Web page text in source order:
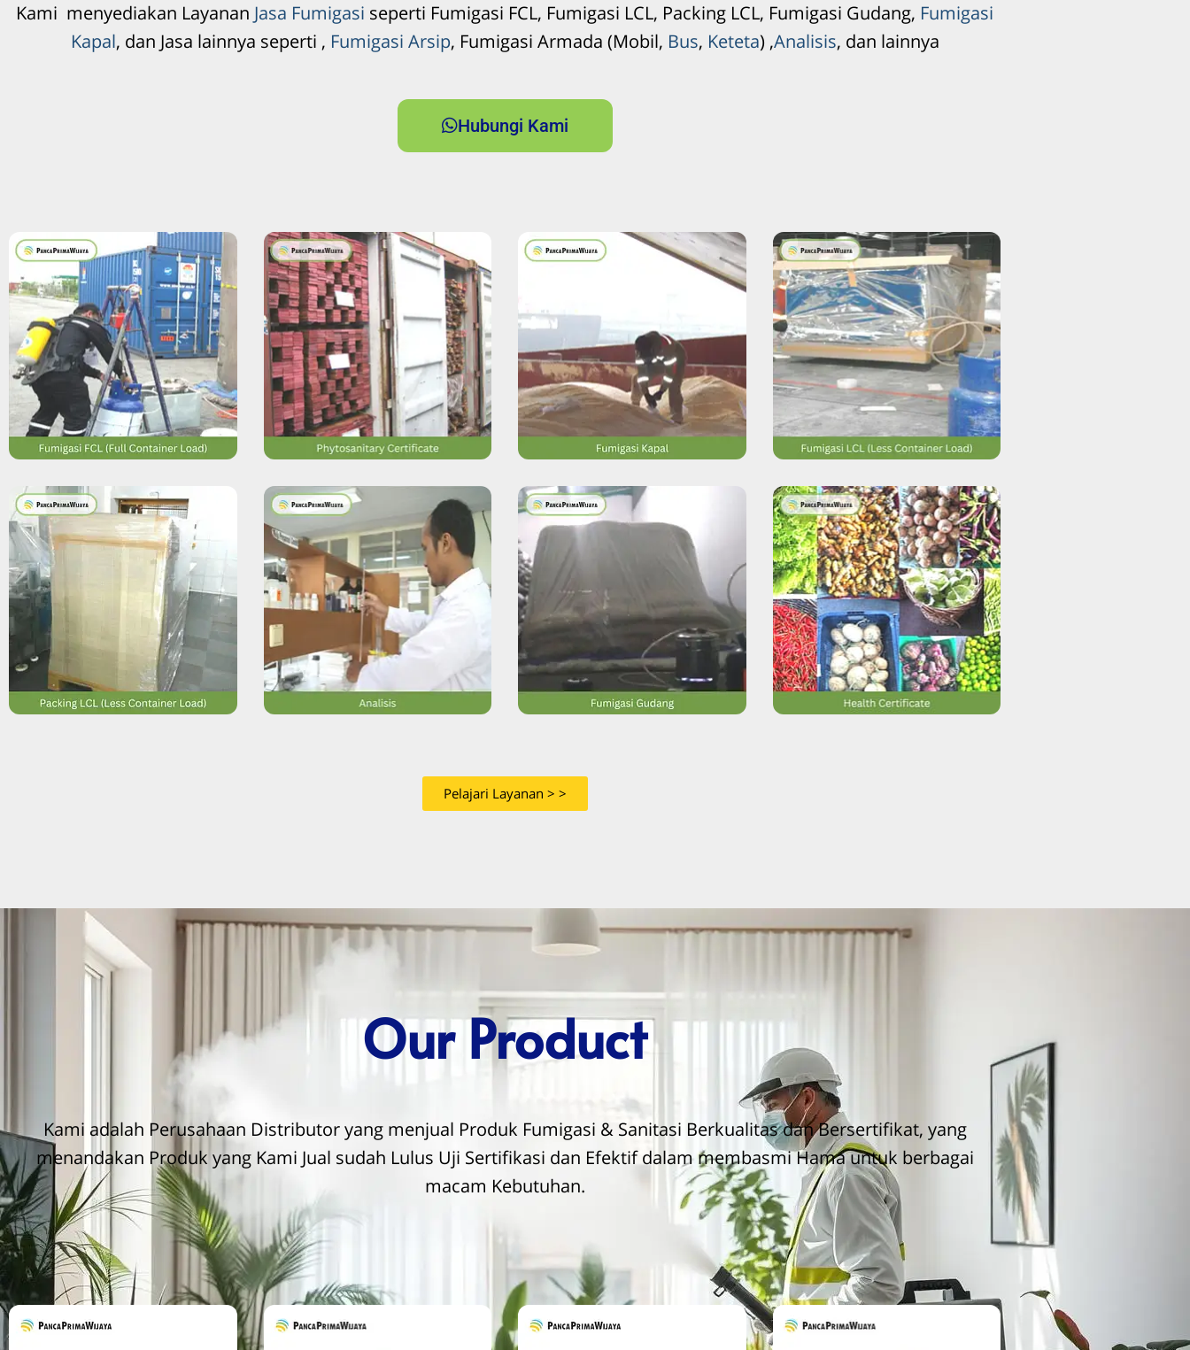
Kami menyediakan Layanan Jasa Fumigasi seperti Fumigasi FCL, Fumigasi LCL, Packing LCL, Fumigasi Gudang, Fumigasi
Kapal, dan Jasa lainnya seperti , Fumigasi Arsip, Fumigasi Armada (Mobil, Bus, Keteta) ,Analisis, dan lainnya
Hubungi Kami
Pelajari Layanan > >
OurProduct
Kami adalah Perusahaan Distributor yang menjual Produk Fumigasi & Sanitasi Berkualitas dan Bersertifikat, yang
menandakan Produk yang Kami Jual sudah Lulus Uji Sertifikasi dan Efektif dalam membasmi Hama untuk berbagai
macam Kebutuhan.